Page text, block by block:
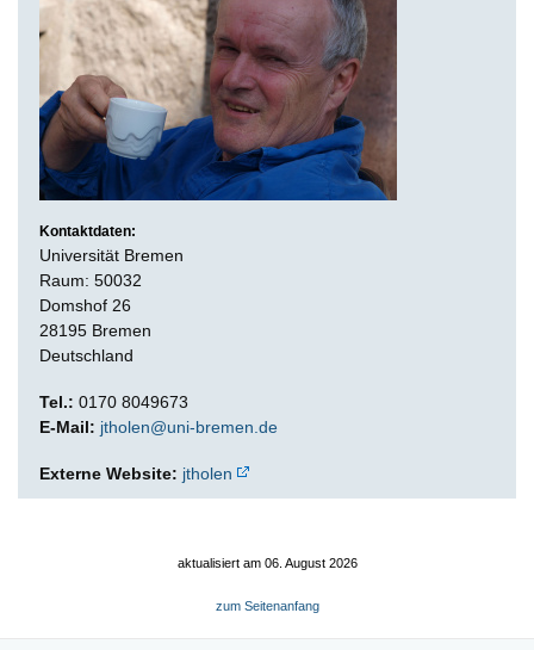
Kontaktdaten:
Universität Bremen
Raum: 50032
Domshof 26
28195 Bremen
Deutschland
Tel.: 0170 8049673
E-Mail: jtholen@uni-bremen.de
Externe Website: jtholen
aktualisiert am 06. August 2026
zum Seitenanfang